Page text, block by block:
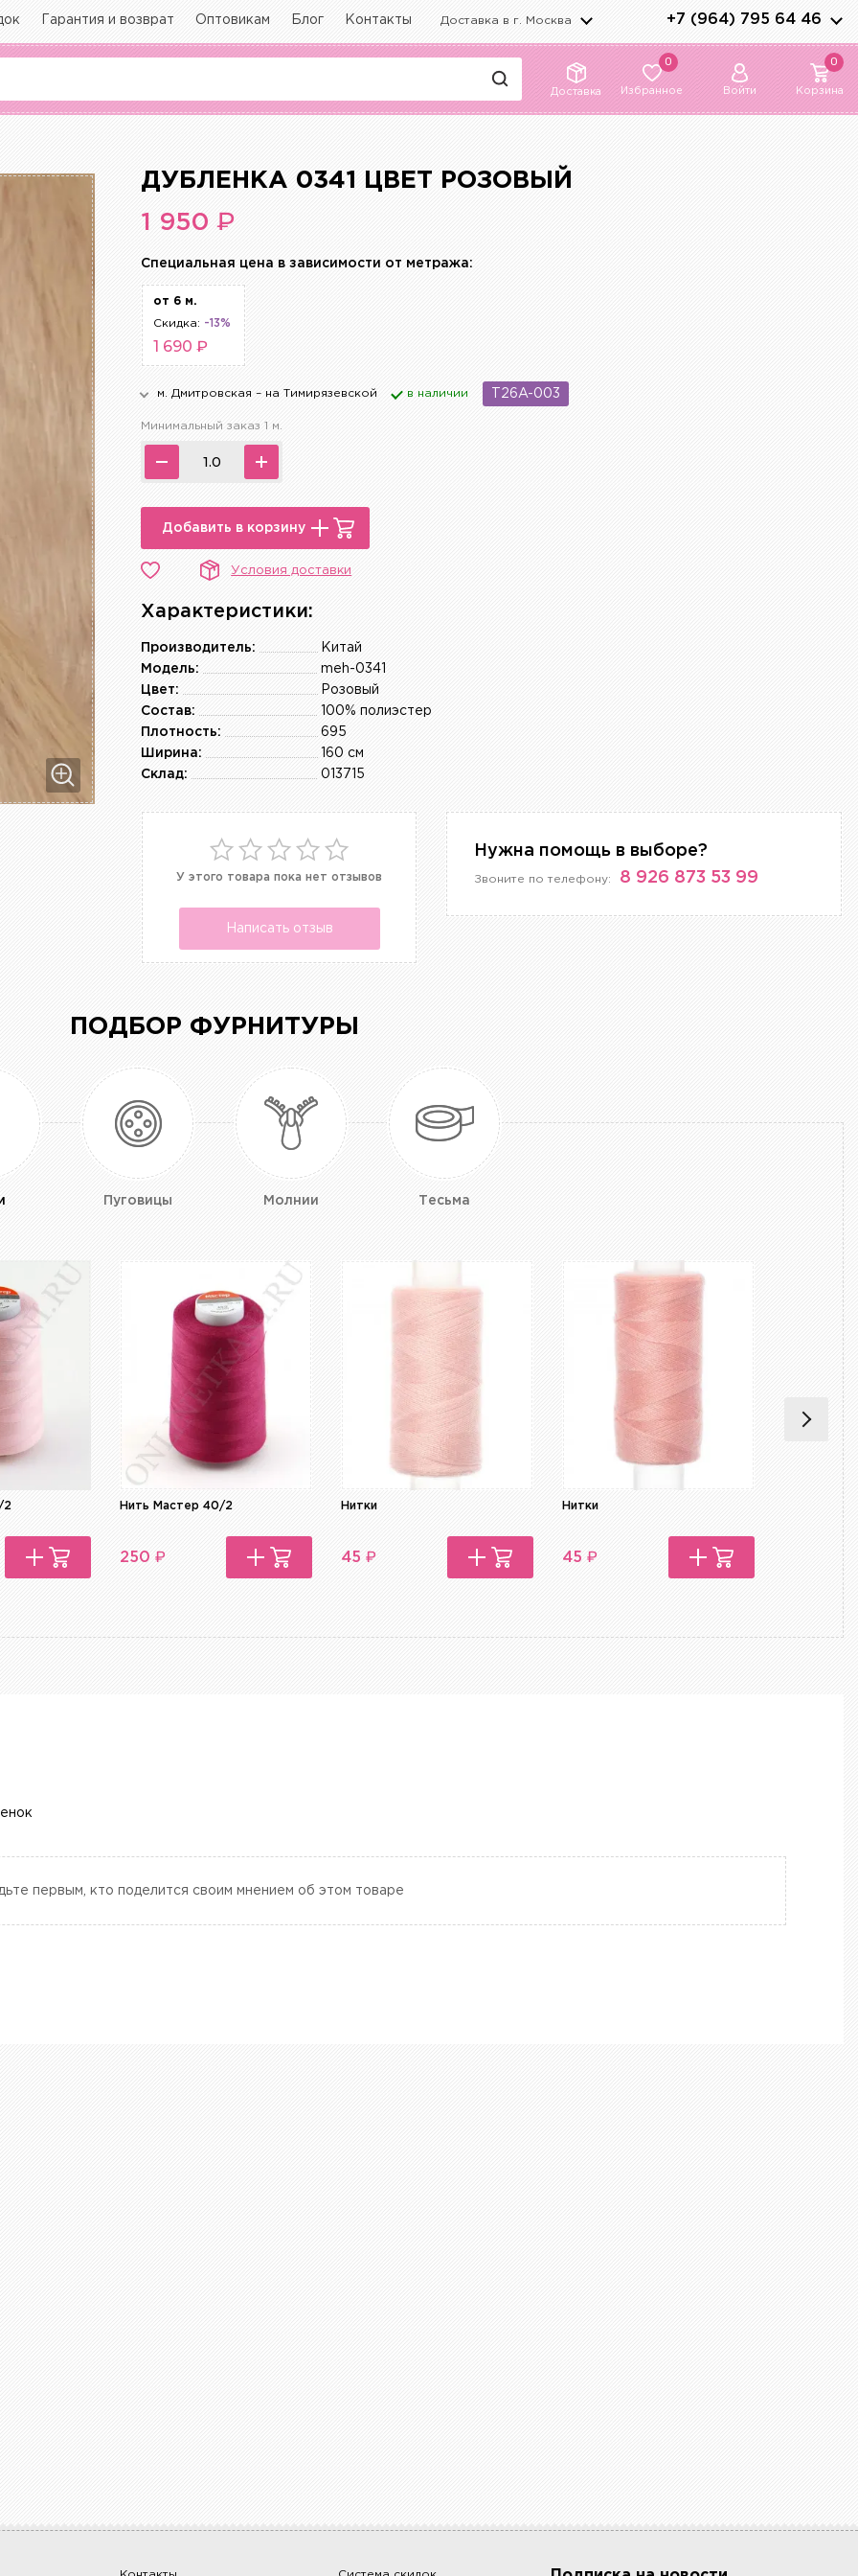
Гарантия и возврат Оптовикам Блог Контакты Доставка в г. Москва +7 (964) 795 64 46
Доставка
0
Избранное Войти
0
Корзина
ДУБЛЕНКА 0341 ЦВЕТ РОЗОВЫЙ
1 950₽
Cпециальная цена в зависимости от метража:
от 6 м.
Скидка: -13%
1 690 ₽
м. Дмитровская – на Тимирязевской в наличии T26A-003
Минимальный заказ 1 м.
Добавить в корзину
Условия доставки
Характеристики:
Китай
Производитель:
meh-0341
Модель:
Розовый
Цвет:
100% полиэстер
Состав:
695
Плотность:
160 см
Ширина:
013715
Склад:
У этого товара пока нет отзывов
Написать отзыв
Нужна помощь в выборе?
Звоните по телефону: 8 926 873 53 99
ПОДБОР ФУРНИТУРЫ
Пуговицы Молнии Тесьма
2 Нить Мастер 40/2
250 ₽
Нитки
45 ₽
Нитки
45 ₽
первым, кто поделится своим мнением об этом товаре